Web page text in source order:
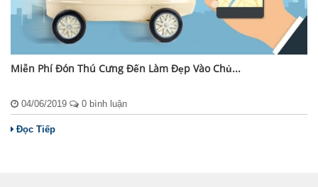
Miễn Phí Đón Thú Cưng Đến Làm Đẹp Vào Chủ...
04/06/2019 0 bình luận
Đọc Tiếp